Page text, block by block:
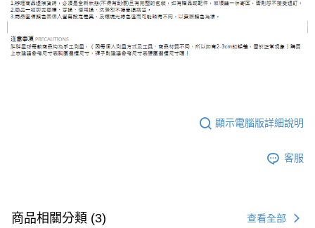
顯示電腦版詳細說明
客服
商品相關分類 (3) 查看全部